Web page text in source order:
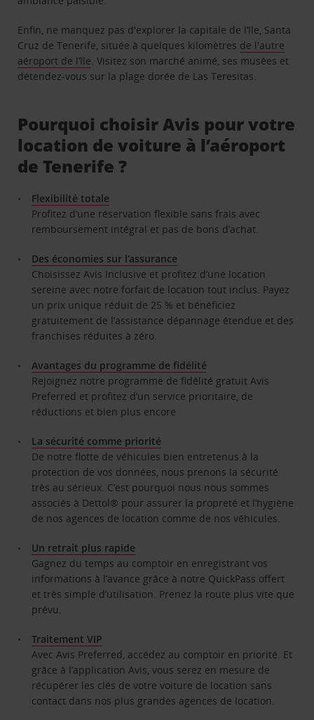
Enfin, ne manquez pas d'explorer la capitale de l’île, Santa
Cruz de Tenerife, située à quelques kilomètres de l'autre
aéroport de l’île . Visitez son marché animé, ses musées et
détendez-vous sur la plage dorée de Las Teresitas.
Pourquoi choisir Avis pour votre
location de voiture à l’aéroport
de Tenerife ?
Flexibilité totale
Profitez d’une réservation flexible sans frais avec
remboursement intégral et pas de bons d’achat.
Des économies sur l’assurance
Choisissez Avis Inclusive et profitez d’une location
sereine avec notre forfait de location tout inclus. Payez
un prix unique réduit de 25 % et bénéficiez
gratuitement de l’assistance dépannage étendue et des
franchises réduites à zéro.
Avantages du programme de fidélité
Rejoignez notre programme de fidélité gratuit Avis
Preferred et profitez d’un service prioritaire, de
réductions et bien plus encore
La sécurité comme priorité
De notre flotte de véhicules bien entretenus à la
protection de vos données, nous prenons la sécurité
très au sérieux. C’est pourquoi nous nous sommes
associés à Dettol® pour assurer la propreté et l’hygiène
de nos agences de location comme de nos véhicules.
Un retrait plus rapide
Gagnez du temps au comptoir en enregistrant vos
informations à l’avance grâce à notre QuickPass offert
et très simple d’utilisation. Prenez la route plus vite que
prévu.
Traitement VIP
Avec Avis Preferred, accédez au comptoir en priorité. Et
grâce à l’application Avis, vous serez en mesure de
récupérer les clés de votre voiture de location sans
contact dans nos plus grandes agences de location.